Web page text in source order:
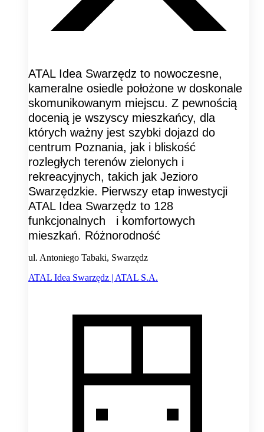
ATAL Idea Swarzędz to nowoczesne,
kameralne osiedle położone w doskonale
skomunikowanym miejscu. Z pewnością
docenią je wszyscy mieszkańcy, dla
których ważny jest szybki dojazd do
centrum Poznania, jak i bliskość
rozległych terenów zielonych i
rekreacyjnych, takich jak Jezioro
Swarzędzkie. Pierwszy etap inwestycji
ATAL Idea Swarzędz to 128
funkcjonalnych i komfortowych
mieszkań. Różnorodność
ul. Antoniego Tabaki, Swarzędz
ATAL Idea Swarzędz | ATAL S.A.